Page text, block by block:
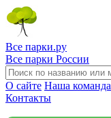
Все парки.ру
Все парки России
О сайте Наша команда
Контакты